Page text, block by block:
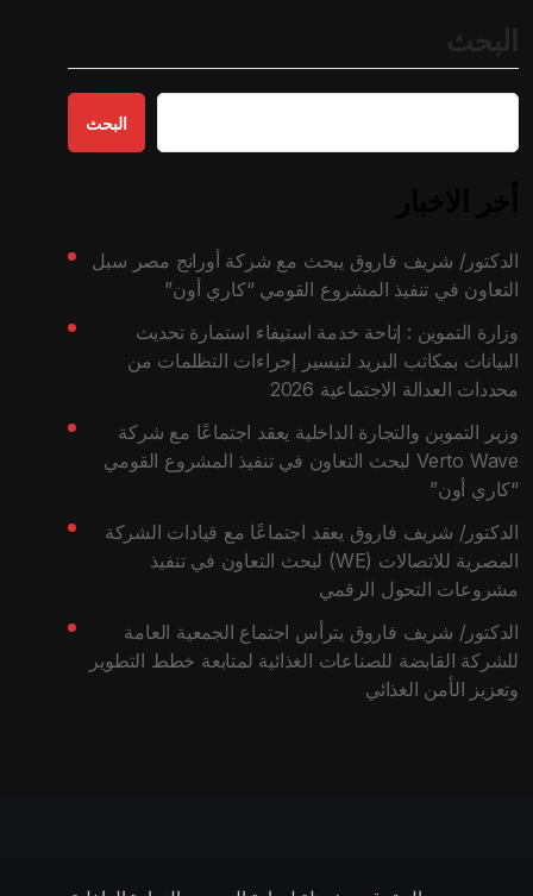
البحث
الدكتور/ شريف فاروق يبحث مع شركة أورانج مصر سبل
التعاون في تنفيذ المشروع القومي “كاري أون”
وزارة التموين : إتاحة خدمة استيفاء استمارة تحديث
البيانات بمكاتب البريد لتيسير إجراءات التظلمات من
محددات العدالة الاجتماعية 2026
وزير التموين والتجارة الداخلية يعقد اجتماعًا مع شركة
Verto Wave لبحث التعاون في تنفيذ المشروع القومي
“كاري أون”
الدكتور/ شريف فاروق يعقد اجتماعًا مع قيادات الشركة
المصرية للاتصالات (WE) لبحث التعاون في تنفيذ
مشروعات التحول الرقمي
الدكتور/ شريف فاروق يترأس اجتماع الجمعية العامة
للشركة القابضة للصناعات الغذائية لمتابعة خطط التطوير
وتعزيز الأمن الغذائي